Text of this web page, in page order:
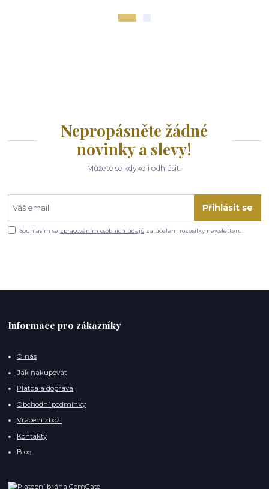
Nepropásněte žádné
novinky a slevy!
Můžete se kdykoli odhlásit.
Přihlásit se
Souhlasím se zpracováním osobních údajů za účelem rozesílky newsletteru.
Informace pro zákazníky
O nás
Jak nakupovat
Platba a doprava
Obchodní podmínky
Vrácení zboží
Kontakty
Blog